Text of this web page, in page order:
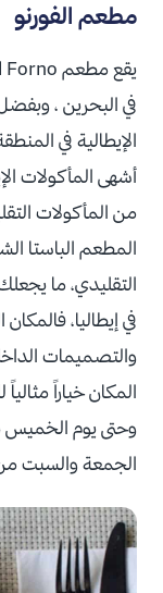
مطعم الفورنو
في البحرين ،
الإيطالية في
أشهى المأكولات
من المأكولات
المطعم الباستا
التقليدي، ما
في إيطاليا،
والتصميمات
المكان خياراً
الجمعة والسبت من الساعة 11:30